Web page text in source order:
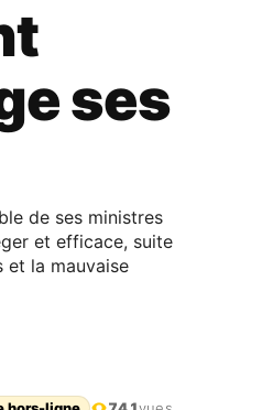
ses
de ses ministres
et efficace, suite
et la mauvaise